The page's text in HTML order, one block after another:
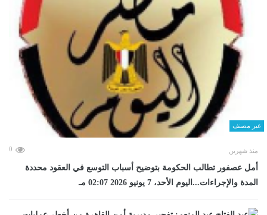
غير مصنف
منذ شهرين 0
أمل عصفور تطالب الحكومة بتوضيح أسباب التوسع في العقود محددة
المدة والإجراءات...اليوم الأحد، 7 يونيو 2026 02:07 مـ